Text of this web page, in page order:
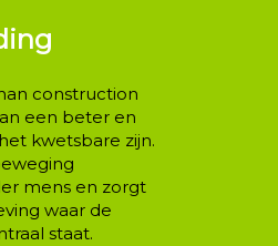
construction
een beter en
kwetsbare zijn.
mens en zorgt
waar de
staat.